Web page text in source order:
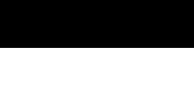
springen